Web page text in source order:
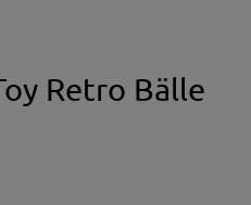
Retro Bälle